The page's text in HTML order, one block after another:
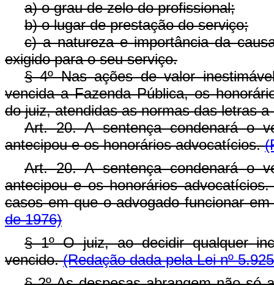
a) o grau de zelo do profissional;
b) o lugar de prestação do serviço;
c) a natureza e importância da
exigido para o seu serviço.
§ 4º Nas ações de valor
vencida a Fazenda Pública, os
do juiz, atendidas as normas das letras
Art. 20. A sentença condenará o
antecipou e os honorários advocatícios.
Art. 20. A sentença condenará o
antecipou e os honorários
casos em que o advogado funcionar
de 1976)
§ 1º O juiz, ao decidir qualquer
vencido.(Redação dada pela Lei nº